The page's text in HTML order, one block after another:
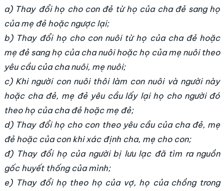
a) Thay đổi họ cho con đẻ từ họ của cha đẻ sang họ
của mẹ đẻ hoặc ngược lại;
b) Thay đổi họ cho con nuôi từ họ của cha đẻ hoặc
mẹ đẻ sang họ của cha nuôi hoặc họ của mẹ nuôi theo
yêu cầu của cha nuôi, mẹ nuôi;
c) Khi người con nuôi thôi làm con nuôi và người này
hoặc cha đẻ, mẹ đẻ yêu cầu lấy lại họ cho người đó
theo họ của cha đẻ hoặc mẹ đẻ;
d) Thay đổi họ cho con theo yêu cầu của cha đẻ, mẹ
đẻ hoặc của con khi xác định cha, mẹ cho con;
đ) Thay đổi họ của người bị lưu lạc đã tìm ra nguồn
gốc huyết thống của mình;
e) Thay đổi họ theo họ của vợ, họ của chồng trong